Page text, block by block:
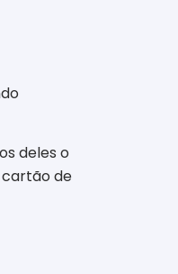
deles o
cartão de